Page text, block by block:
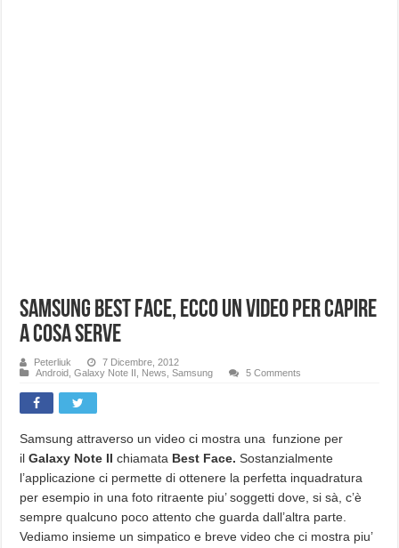
Samsung Best Face, ecco un video per capire
a cosa serve
Peterliuk
7 Dicembre, 2012
Android ,Galaxy Note II News ,Samsung 5 Comments
Samsung attraverso un video ci mostra una funzione per
ilGalaxy Note IIchiamata Best Face.Sostanzialmente
l’applicazione ci permette di ottenere la perfetta inquadratura
per esempio in una foto ritraente piu’ soggetti dove, si sà, c’è
sempre qualcuno poco attento che guarda dall’altra parte.
Vediamo insieme un simpatico e breve video che ci mostra piu’